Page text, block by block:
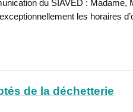
du SIAVED :
les horaires
de la déchetterie